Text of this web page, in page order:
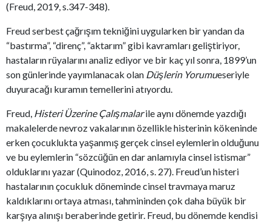
(Freud, 2019, s.347-348).
Freud serbest çağrışım tekniğini uygularken bir yandan da
“bastırma”, “direnç”, “aktarım” gibi kavramları geliştiriyor,
hastaların rüyalarını analiz ediyor ve bir kaç yıl sonra, 1899’un
son günlerinde yayımlanacak olan Düşlerin Yorumueseriyle
duyuracağı kuramın temellerini atıyordu.
Freud, Histeri Üzerine Çalışmalarile aynı dönemde yazdığı
makalelerde nevroz vakalarının özellikle histerinin kökeninde
erken çocuklukta yaşanmışgerçek cinsel eylemlerin olduğunu
ve bu eylemlerin “sözcüğün en dar anlamıyla cinsel istismar”
olduklarını yazar (Quinodoz, 2016, s. 27). Freud’un histeri
hastalarının çocukluk döneminde cinsel travmaya maruz
kaldıklarını ortaya atması, tahmininden çok daha büyük bir
karşıya alınışı beraberinde getirir. Freud, bu dönemde kendisi